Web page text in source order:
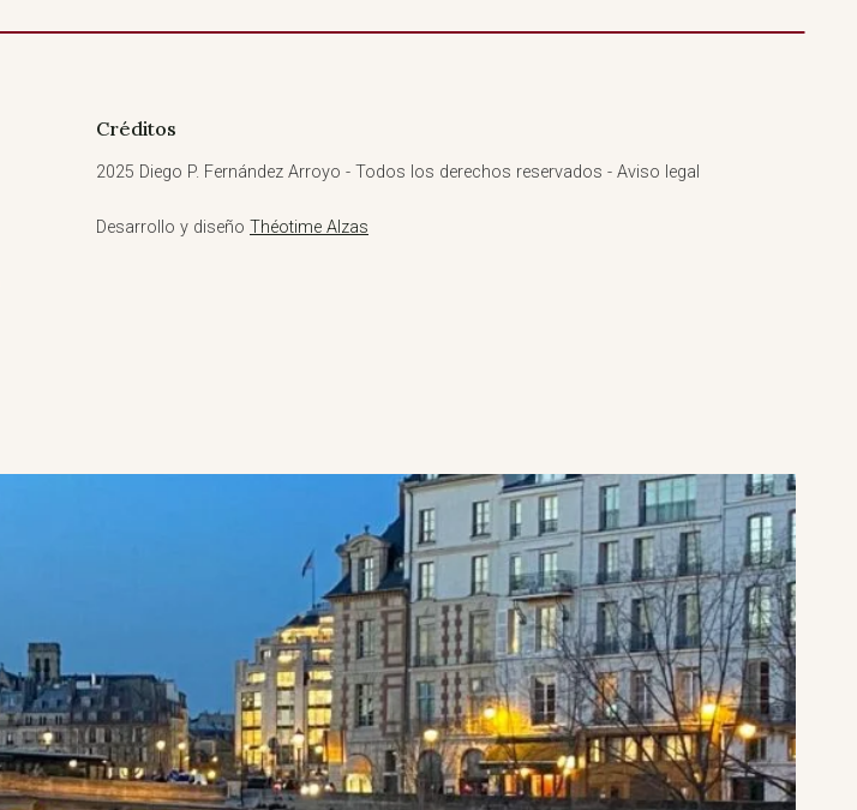
Créditos
2025 Diego P. Fernández Arroyo - Todos los derechos reservados - Aviso legal
Desarrollo y diseño Théotime Alzas